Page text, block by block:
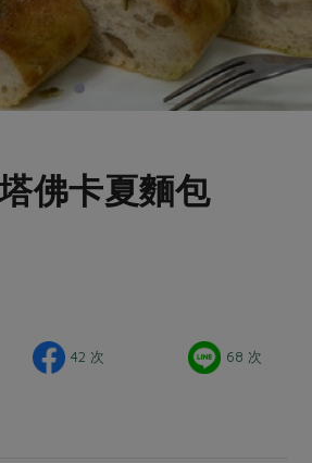
乳製品
結束
週
一籃菜真心話
親子食育
佛卡夏麵包
42 次 68 次